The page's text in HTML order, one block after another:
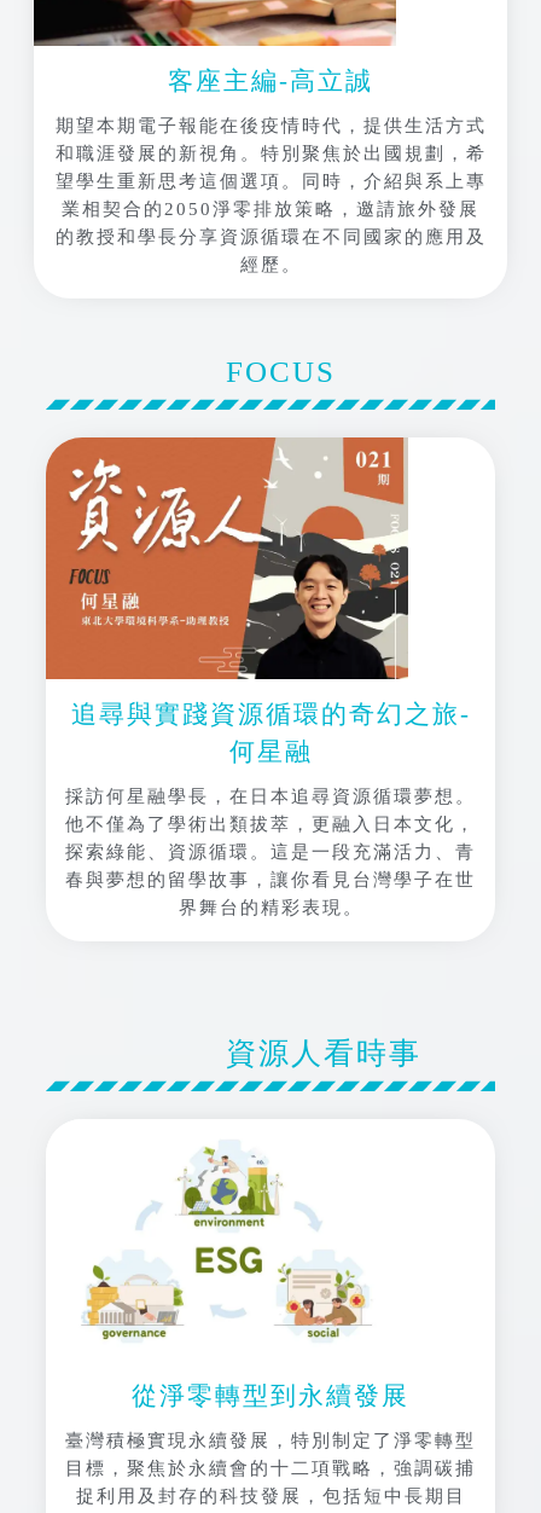
客座主編-高立誠
期望本期電子報能在後疫情時代，提供生活方式
和職涯發展的新視角。特別聚焦於出國規劃，希
望學生重新思考這個選項。同時，介紹與系上專
業相契合的2050淨零排放策略，邀請旅外發展
的教授和學長分享資源循環在不同國家的應用及
經歷。
FOCUS
追尋與實踐資源循環的奇幻之旅-
何星融
採訪何星融學長，在日本追尋資源循環夢想。
他不僅為了學術出類拔萃，更融入日本文化，
探索綠能、資源循環。這是一段充滿活力、青
春與夢想的留學故事，讓你看見台灣學子在世
界舞台的精彩表現。
資源人看時事
從淨零轉型到永續發展
臺灣積極實現永續發展，特別制定了淨零轉型
目標，聚焦於永續會的十二項戰略，強調碳捕
捉利用及封存的科技發展，包括短中長期目